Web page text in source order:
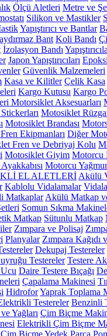
Ölçü Aletleri Metre ve
Silikon ve Mastikler
Yapıştırıcı ve Bantlar
Bant Koli Bandı
İzolasyon Bandı
Japon Yapıştırıcıları Epoksi
Güvenlik Malzemeleri
Kasa ve Kilitler Çelik Kasa
Kargo Kutusu Kargo
Motorsiklet Aksesuarları
Motosiklet
Motosiklet Brandası
Ekipmanları Diğer
Fren ve Debriyaj Kolu
Motosiklet Giyim Motorcu
Motorcu
EL ALETLERİ Akülü
Kablolu Vidalamalar
Matkaplar Akülü Matkap
Somun Sıkma
Matkap Sütunlu Matkap
Zımpara ve Polisaj
Planyalar Zımpara Kağıdı
Dekupaj Testereler
Testereler Testere
Daire Testere Bıçağı
Çapalama Makinesi
HidroforYaprak Toplama
Testereler Benzinli
Yağları Çim Biçme
Elektrikli Çim Biçme
Çim Biçme Yedek Parça